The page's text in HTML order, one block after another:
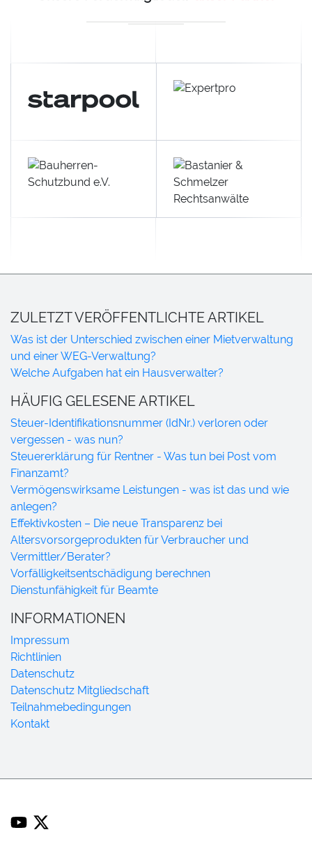
ZULETZT VERÖFFENTLICHTE ARTIKEL
Was ist der Unterschied zwischen einer Mietverwaltung
und einer WEG-Verwaltung?
Welche Aufgaben hat ein Hausverwalter?
HÄUFIG GELESENE ARTIKEL
Steuer-Identifikationsnummer (IdNr.) verloren oder
vergessen - was nun?
Steuererklärung für Rentner - Was tun bei Post vom
Finanzamt?
Vermögenswirksame Leistungen - was ist das und wie
anlegen?
Effektivkosten – Die neue Transparenz bei
Altersvorsorgeprodukten für Verbraucher und
Vermittler/Berater?
Vorfälligkeitsentschädigung berechnen
Dienstunfähigkeit für Beamte
INFORMATIONEN
Impressum
Richtlinien
Datenschutz
Datenschutz Mitgliedschaft
Teilnahmebedingungen
Kontakt